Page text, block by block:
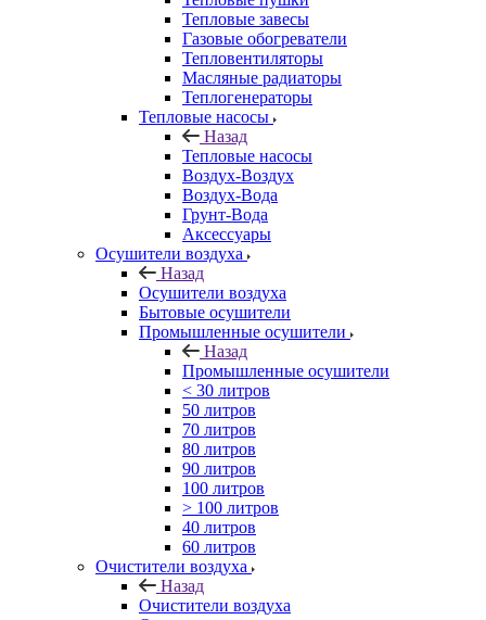
Тепловые завесы
Газовые обогреватели
Тепловентиляторы
Масляные радиаторы
Теплогенераторы
Тепловые насосы
Назад
Тепловые насосы
Воздух-Воздух
Воздух-Вода
Грунт-Вода
Аксессуары
Осушители воздуха
Назад
Осушители воздуха
Бытовые осушители
Промышленные осушители
Назад
Промышленные осушители
< 30 литров
50 литров
70 литров
80 литров
90 литров
100 литров
> 100 литров
40 литров
60 литров
Очистители воздуха
Назад
Очистители воздуха